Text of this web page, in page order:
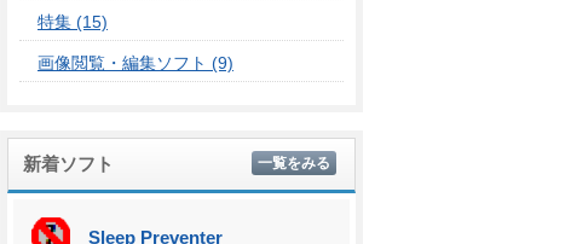
特集 (15)
画像閲覧・編集ソフト (9)
新着ソフト 一覧をみる
Sleep Preventer